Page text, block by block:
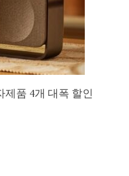
제품 4개 대폭 할인